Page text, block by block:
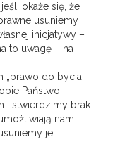
okaże się, że
usuniemy
inicjatywy –
to uwagę – na
„prawo do bycia
Państwo
i stwierdzimy brak
nam
je